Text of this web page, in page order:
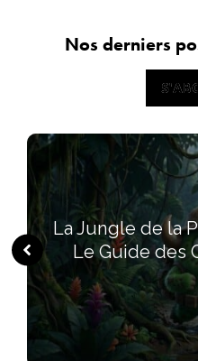
Nos derniers
La Jungle de la
Le Guide des